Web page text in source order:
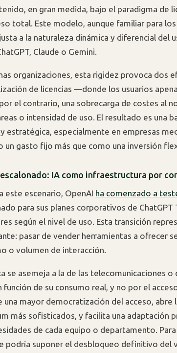
en gran medida, bajo el paradigma de
total. Este modelo, aunque familiar para
a la naturaleza dinámica y diferencial del
Claude o Gemini.
organizaciones, esta rigidez provoca dos
de licencias —donde los usuarios
el contrario, una sobrecarga de costes al
o intensidad de uso. El resultado es una
estratégica, especialmente en empresas
un gasto fijo más que como una inversión
IA como infraestructura por
este escenario, OpenAI ha comenzado a
para sus planes corporativos de
según el nivel de uso. Esta transición
pasar de vender herramientas a ofrecer
o volumen de interacción.
se asemeja a la de las telecomunicaciones
función de su consumo real, y no por el
una mayor democratización del acceso, abre
más sofisticados, y facilita una adaptación
de cada equipo o departamento.
podría suponer el desbloqueo definitivo del